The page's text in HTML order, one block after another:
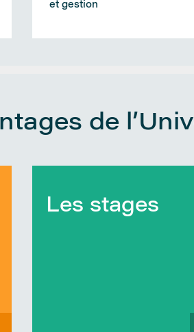
et gestion
de
Les stages